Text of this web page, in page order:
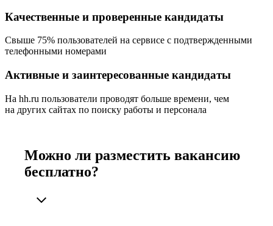
Качественные и проверенные кандидаты
Свыше 75% пользователей на сервисе с подтвержденными
телефонными номерами
Активные и заинтересованные кандидаты
На hh.ru пользователи проводят больше времени, чем
на других сайтах по поиску работы и персонала
Можно ли разместить вакансию
бесплатно?